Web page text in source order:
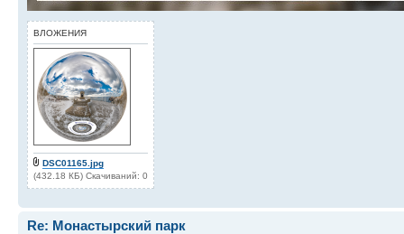
ВЛОЖЕНИЯ
DSC01165.jpg
(432.18 КБ) Скачиваний: 0
Re: Монастырский парк